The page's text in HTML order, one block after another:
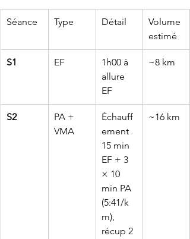
Séance Type Détail
Volume
estimé
S1 EF
1h00 à
allure
EF
~8 km
S2
PA +
VMA
Échauff
ement
15 min
EF + 3
× 10
min PA
(5:41/k
m),
récup 2
~16 km